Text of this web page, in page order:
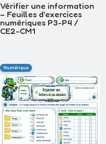
Vérifier une information
– Feuilles d’exercices
numériques P3-P4 /
CE2-CM1
Numérique